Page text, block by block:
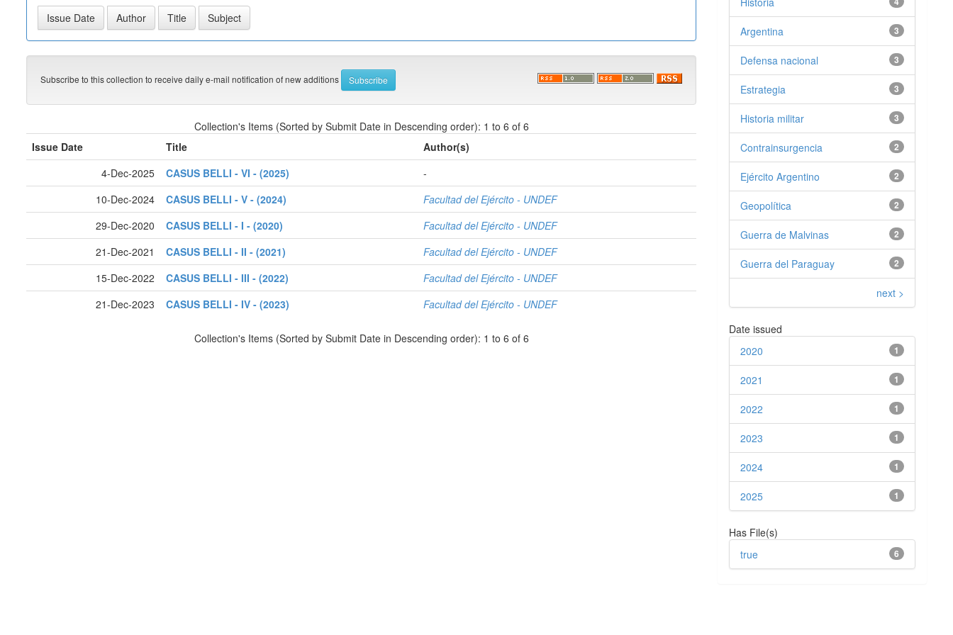
Subscribe to this collection to receive daily e-mail notification of new additions
Collection's Items (Sorted by Submit Date in Descending order): 1 to 6 of 6
Issue Date
Title
Author(s)
4-Dec-2025
CASUS BELLI - VI - (2025)
-
10-Dec-2024
CASUS BELLI - V - (2024)
Facultad del Ejército - UNDEF
29-Dec-2020
CASUS BELLI - I - (2020)
Facultad del Ejército - UNDEF
21-Dec-2021
CASUS BELLI - II - (2021)
Facultad del Ejército - UNDEF
15-Dec-2022
CASUS BELLI - III - (2022)
Facultad del Ejército - UNDEF
21-Dec-2023
CASUS BELLI - IV - (2023) Facultad del Ejército - UNDEF
Collection's Items (Sorted by Submit Date in Descending order): 1 to 6 of 6
3
Argentina
3
Defensa nacional
3
Estrategia
3
Historia militar
2
Contrainsurgencia
2
Ejército Argentino
2
Geopolítica
2
Guerra de Malvinas
2
Guerra del Paraguay
next >
Date issued
1
2020
1
2021
1
2022
1
2023
1
2024
1
2025
Has File(s)
6
true